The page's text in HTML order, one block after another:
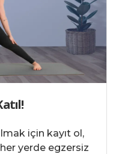
için kayıt ol,
yerde egzersiz